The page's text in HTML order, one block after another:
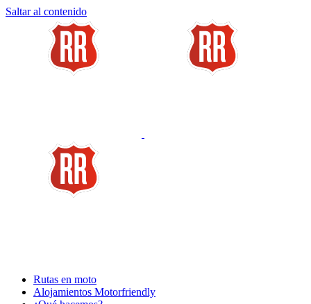
Saltar al contenido
Rutas en moto
Alojamientos Motorfriendly